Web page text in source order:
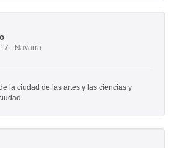
- Navarra
la ciudad de las artes y las ciencias y